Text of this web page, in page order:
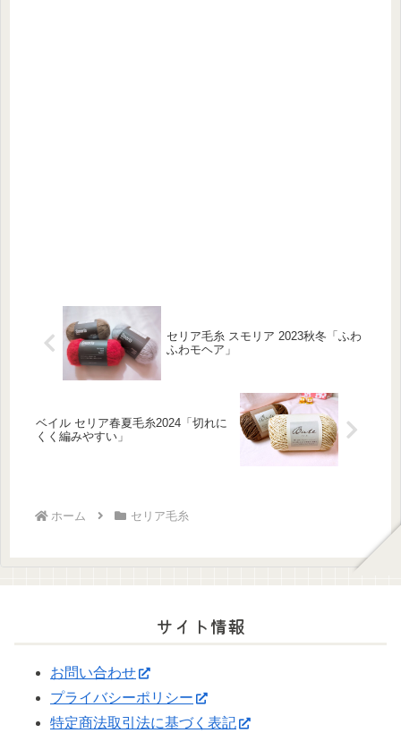
セリア毛糸 スモリア 2023秋冬「ふわ
ふわモヘア」
ベイル セリア春夏毛糸2024「切れに
くく編みやすい」
ホーム セリア毛糸
サイト情報
お問い合わせ
プライバシーポリシー
特定商法取引法に基づく表記